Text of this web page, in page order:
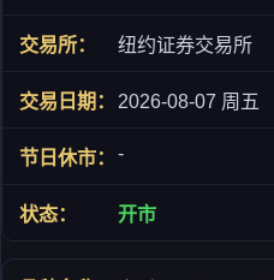
纽约证券交易所
2026-08-07 周五
-
开市